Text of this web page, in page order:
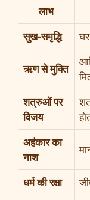
लाभ
सुख-समृद्धि
ऋण से मुक्ति
शत्रुओं पर
विजय
अहंकार का
नाश
धर्म की रक्षा